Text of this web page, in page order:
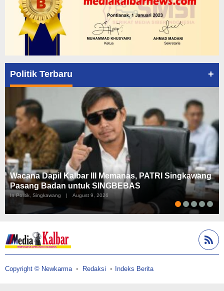
Politik Terbaru +
Wacana Dapil Kalbar III Memanas, PATRI Singkawang
Pasang Badan untuk SINGBEBAS
In Politik, Singkawang | August 9, 2026
Copyright © Newkarma Redaksi Indeks Berita